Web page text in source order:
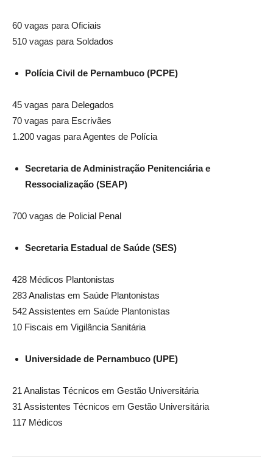
60 vagas para Oficiais
510 vagas para Soldados
Polícia Civil de Pernambuco (PCPE)
45 vagas para Delegados
70 vagas para Escrivães
1.200 vagas para Agentes de Polícia
Secretaria de Administração Penitenciária e
Ressocialização (SEAP)
700 vagas de Policial Penal
Secretaria Estadual de Saúde (SES)
428 Médicos Plantonistas
283 Analistas em Saúde Plantonistas
542 Assistentes em Saúde Plantonistas
10 Fiscais em Vigilância Sanitária
Universidade de Pernambuco (UPE)
21 Analistas Técnicos em Gestão Universitária
31 Assistentes Técnicos em Gestão Universitária
117 Médicos